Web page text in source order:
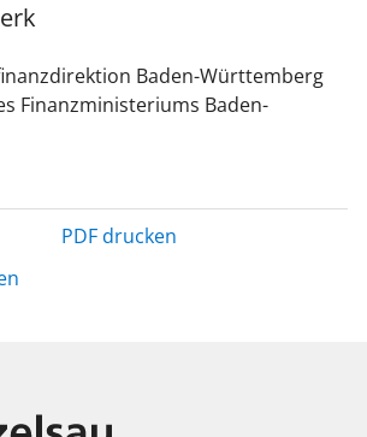
Baden-Württemberg
Finanzministeriums Baden-
PDF drucken